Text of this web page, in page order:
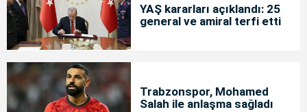
YAŞ kararları açıklandı: 25
general ve amiral terfi etti
Trabzonspor, Mohamed
Salah ile anlaşma sağladı